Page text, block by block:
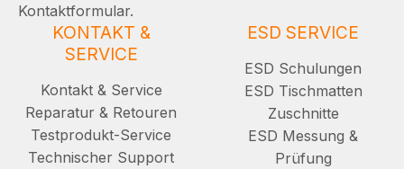
Kontaktformular.
KONTAKT &
SERVICE
Kontakt & Service
Reparatur & Retouren
Testprodukt-Service
Technischer Support
ESD SERVICE
ESD Schulungen
ESD Tischmatten
Zuschnitte
ESD Messung &
Prüfung